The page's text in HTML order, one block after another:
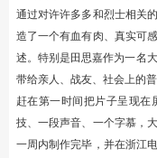
通过对许许多多和烈士相关
造了一个有血有肉、真实可
述。特别是田思嘉作为一名
带给亲人、战友、社会上的
赶在第一时间把片子呈现
技、一段声音、一个字慕，
一周内制作完毕，并在浙江